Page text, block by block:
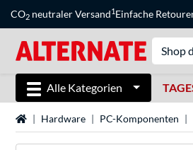
CO2 neutraler Versand1Einfache
Alle Kategorien
StartseiteHardware PC-Komponenten